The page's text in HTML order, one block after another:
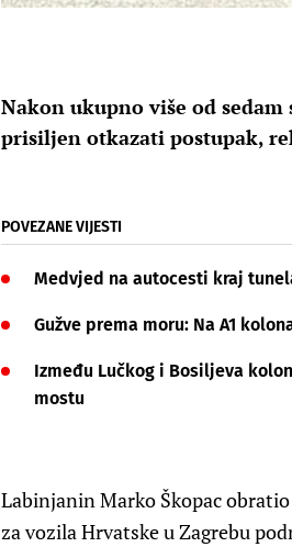
Nakon ukupno više od
prisiljen otkazati postupak,
POVEZANE VIJESTI
Medvjed na autocesti kraj
Gužve prema moru: Na A1
Između Lučkog i Bosiljeva
mostu
Labinjanin Marko Škopac obratio
za vozila Hrvatske u Zagrebu